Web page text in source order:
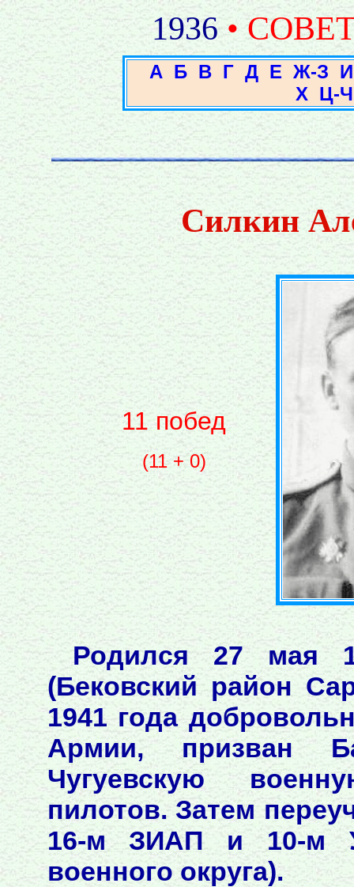
1936 •
А Б В Г Д Е Ж-З И
Х Ц-Ч
Силкин
11 побед
(11 + 0)
Родился 27 мая
(Бековский район
1941 года
Армии, призван
Чугуевскую
пилотов. Затем
16-м ЗИАП и 10-м
военного округа).